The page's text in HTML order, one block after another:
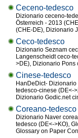
Ceceno-tedesco
Dizionario ceceno-
Österreich - 2013
(CHE-DE), Dizionario
Ceco-tedesco
Dizionario Seznam
Langenscheidt ceco-
>DE), Dizionario Pons
Cinese-tedesco
HanDeDict-
tedesco-cinese (DE<-
Dizionario Godic.net
Coreano-tedesco
Dizionario Naver
tedesco (DE<->KO),
Glossary on Paper